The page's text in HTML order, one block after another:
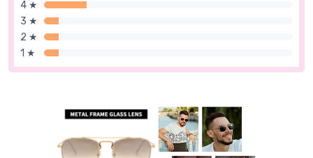
4 ★
3 ★
2 ★
1 ★